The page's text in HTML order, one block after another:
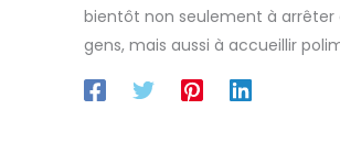
retrouve sa forme et ses
fonctionnalités
complètes.
bientôt non seulement à arrêter
gens, mais aussi à accueillir